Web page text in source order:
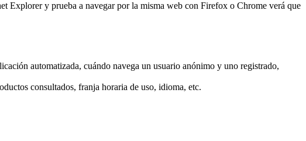
Explorer y prueba a navegar por la misma web con Firefox o Chrome verá que
automatizada, cuándo navega un usuario anónimo y uno registrado,
consultados, franja horaria de uso, idioma, etc.